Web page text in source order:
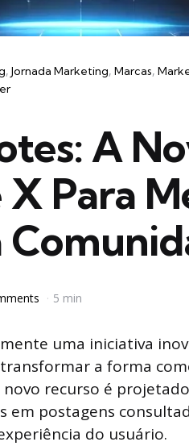
Jornada Marketing Marcas
A
Para
5 min
uma iniciativa
a forma
recurso é
em postagens
do usuário.